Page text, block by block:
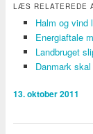
LÆS RELATEREDE
Halm og vind
Energiaftale
Landbruget
Danmark
13. oktober 2011